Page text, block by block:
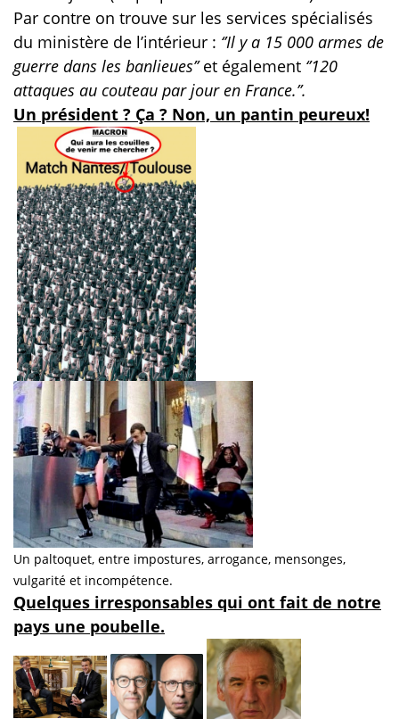
Par contre on trouve sur les services spécialisés
du ministère de l’intérieur : ‘’Il y a 15 000 armes de
guerre dans les banlieues’’et également ‘’120
attaques au couteau par jour en France.’’.
Un président ? Ça ? Non, un pantin peureux!
Un paltoquet, entre impostures, arrogance, mensonges,
vulgarité et incompétence.
Quelques irresponsables qui ont fait de notre
pays une poubelle.